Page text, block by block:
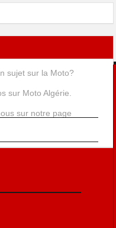
sujet sur la Moto?
sur Moto Algérie.
sur notre page
LÉGALES